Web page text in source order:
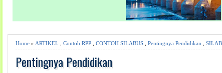
Home » ARTIKEL Contoh RPP CONTOH SILABUS Pentingnya Pendidikan
Pentingnya Pendidikan